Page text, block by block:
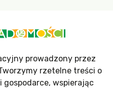
prowadzony przez
rzetelne treści o
gospodarce, wspierając